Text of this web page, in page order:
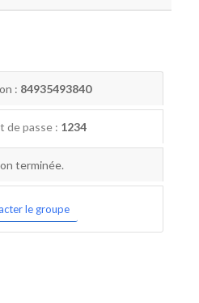
: 84935493840
de passe : 1234
terminée.
le groupe